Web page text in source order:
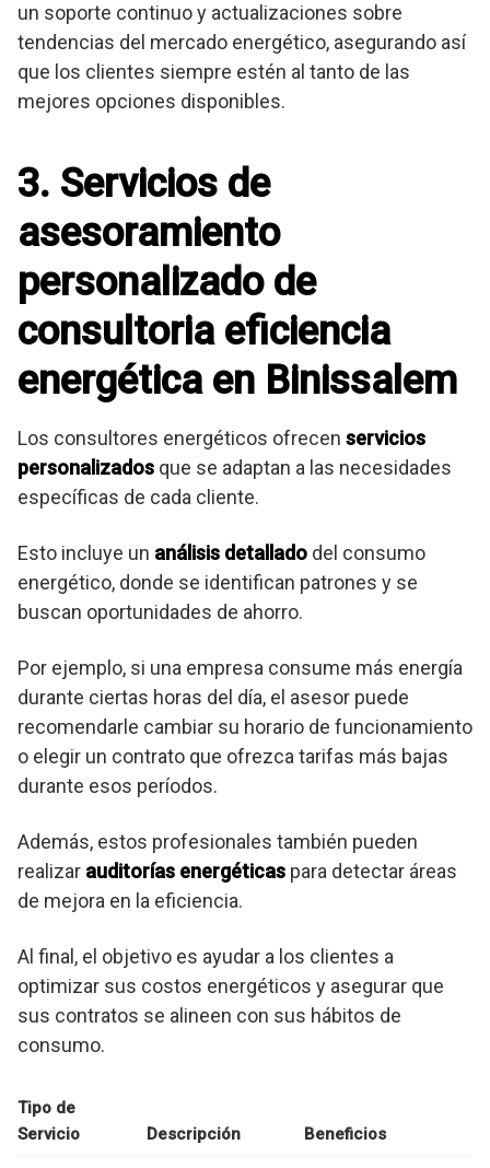
un soporte continuo y actualizaciones sobre
tendencias del mercado energético, asegurando así
que los clientes siempre estén al tanto de las
mejores opciones disponibles.
3. Servicios de
asesoramiento
personalizado de
consultoria eficiencia
energética en Binissalem
Los consultores energéticos ofrecen servicios
personalizados que se adaptan a las necesidades
específicas de cada cliente.
Esto incluye un análisis detallado del consumo
energético, donde se identifican patrones y se
buscan oportunidades de ahorro.
Por ejemplo, si una empresa consume más energía
durante ciertas horas del día, el asesor puede
recomendarle cambiar su horario de funcionamiento
o elegir un contrato que ofrezca tarifas más bajas
durante esos períodos.
Además, estos profesionales también pueden
realizar auditorías energéticas para detectar áreas
de mejora en la eficiencia.
Al final, el objetivo es ayudar a los clientes a
optimizar sus costos energéticos y asegurar que
sus contratos se alineen con sus hábitos de
consumo.
Tipo de
Servicio
Descripción Beneficios